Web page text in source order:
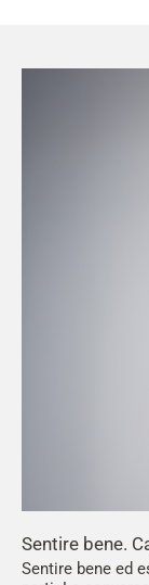
Sentire bene.
Sentire bene ed